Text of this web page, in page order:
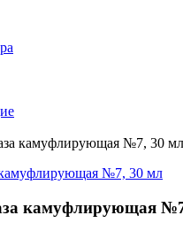
камуфлирующая №7, 30 мл
камуфлирующая